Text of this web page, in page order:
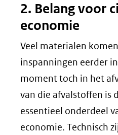
2. Belang voor
economie
Veel materialen
inspanningen eerder
moment toch in het
van die afvalstoffen is
essentieel onderdeel
economie. Technisch